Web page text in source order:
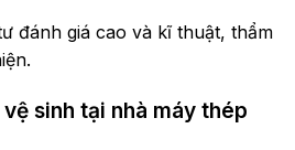
đánh giá cao và kĩ thuật, thẩm
sinh tại nhà máy thép